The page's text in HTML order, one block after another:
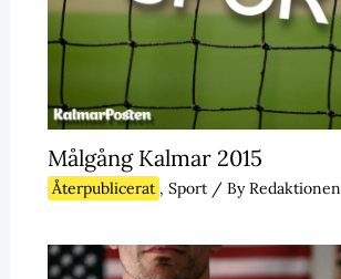
Målgång Kalmar 2015
Återpublicerat , Sport/ ByRedaktionen